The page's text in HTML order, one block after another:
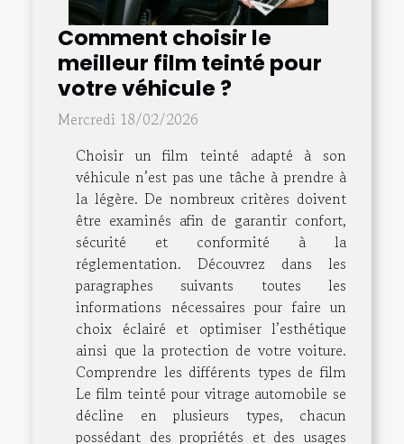
Comment choisir le
meilleur film teinté pour
votre véhicule ?
Mercredi 18/02/2026
Choisir un film teinté adapté à son
véhicule n’est pas une tâche à prendre à
la légère. De nombreux critères doivent
être examinés afin de garantir confort,
sécurité et conformité à la
réglementation. Découvrez dans les
paragraphes suivants toutes les
informations nécessaires pour faire un
choix éclairé et optimiser l’esthétique
ainsi que la protection de votre voiture.
Comprendre les différents types de film
Le film teinté pour vitrage automobile se
décline en plusieurs types, chacun
possédant des propriétés et des usages